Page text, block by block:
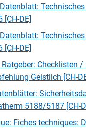
[CH-DE]
[CH-DE]
Checklisten /
Geistlich [CH-
5188/5187 [CH-
Fiches techniques: